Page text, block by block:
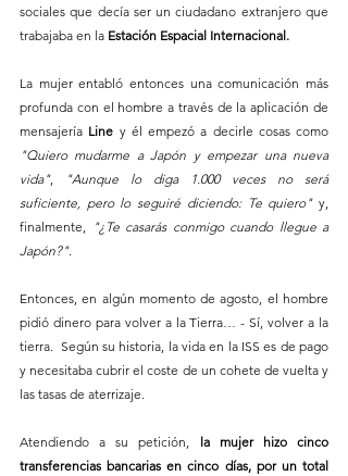
sociales que decía ser un ciudadano extranjero que
trabajaba en la Estación Espacial Internacional.
La mujer entabló entonces una comunicación más
profunda con el hombre a través de la aplicación de
mensajería Line
"Quiero mudarme a Japón y empezar una nueva
vida",
"Aunque lo diga 1.000 veces no será
suficiente, pero lo seguiré diciendo: Te quiero" y,
finalmente,
"¿Te casarás conmigo cuando llegue a
Japón?".
Entonces, en algún momento de agosto, el hombre
pidió dinero para volver a la Tierra… - Sí, volver a la
tierra.  Según su historia, la vida en la ISS es de pago
y necesitaba cubrir el coste de un cohete de vuelta y
las tasas de aterrizaje.
Atendiendo a su petición, la mujer hizo cinco
transferencias bancarias en cinco días, por un total